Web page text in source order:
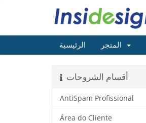
الرئيسية
أقسام الشروحات
AntiSpam Profissional
Área do Cliente